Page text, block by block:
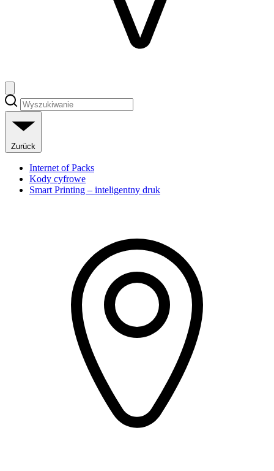
Zurück
Internet of Packs
Kody cyfrowe
Smart Printing – inteligentny druk